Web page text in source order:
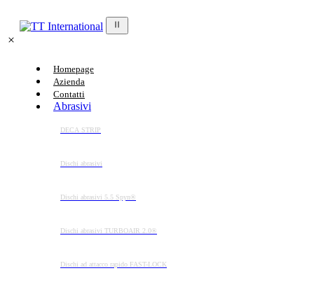
Homepage
Azienda
Contatti
Abrasivi
DECA STRIP
Dischi abrasivi
Dischi abrasivi 5.5 Spyn®
Dischi abrasivi TURBOAIR 2.0®
Dischi ad attacco rapido FAST-LOCK